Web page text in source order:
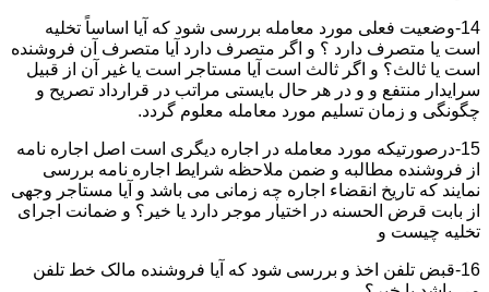
14-وضعیت فعلی مورد معامله بررسی شود که آیا اساساً تخلیه
است یا متصرف دارد ؟ و اگر متصرف دارد آیا متصرف آن فروشنده
است یا ثالث؟ و اگر ثالث است آیا مستاجر است یا غیر آن از قبیل
سرایدار منتفع و و در هر حال بایستی مراتب در قرارداد تصریح و
چگونگی و زمان تسلیم مورد معامله معلوم گردد.
15-درصورتیکه مورد معامله در اجاره دیگری است اصل اجاره نامه
از فروشنده مطالبه و ضمن ملاحظه شرایط اجاره نامه بررسی
نمایند که تاریخ انقضاء اجاره چه زمانی می باشد و آیا مستاجر وجهی
از بابت قرض الحسنه در اختیار موجر دارد یا خیر؟ و ضمانت اجرای
تخلیه چیست و
16-قبض تلفن اخذ و بررسی شود که آیا فروشنده مالک خط تلفن